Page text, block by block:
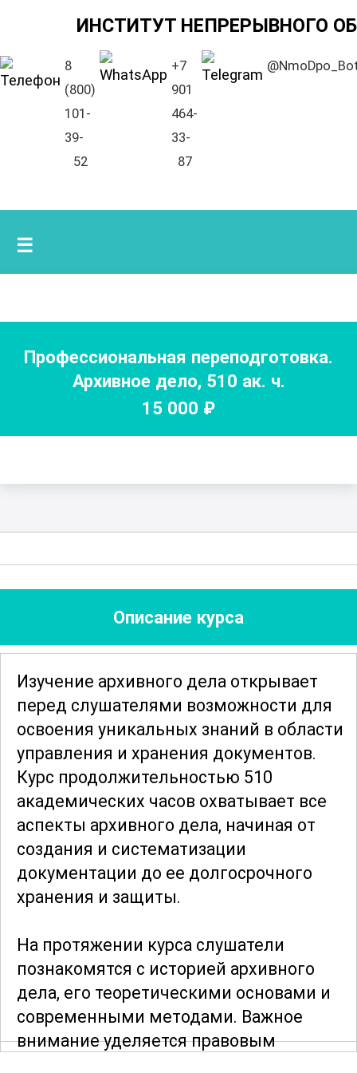
ИНСТИТУТ НЕПРЕРЫВНОГО
8
(800)
101-
39-
52
+7
901
464-
33-
87
☰
Профессиональная переподготовка.
Архивное дело, 510 ак. ч.
15 000 ₽
Описание курса
Изучение архивного дела открывает
перед слушателями возможности для
освоения уникальных знаний в области
управления и хранения документов.
Курс продолжительностью 510
академических часов охватывает все
аспекты архивного дела, начиная от
создания и систематизации
документации до ее долгосрочного
хранения и защиты.
На протяжении курса слушатели
познакомятся с историей архивного
дела, его теоретическими основами и
современными методами. Важное
внимание уделяется правовым